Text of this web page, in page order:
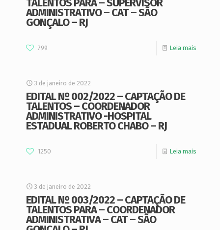
TALENTOS PARA – SUPERVISOR
ADMINISTRATIVO – CAT – SÃO
GONÇALO – RJ
799 Leia mais
3 de janeiro de 2022
EDITAL Nº 002/2022 – CAPTAÇÃO DE
TALENTOS – COORDENADOR
ADMINISTRATIVO -HOSPITAL
ESTADUAL ROBERTO CHABO – RJ
1250 Leia mais
3 de janeiro de 2022
EDITAL Nº 003/2022 – CAPTAÇÃO DE
TALENTOS PARA – COORDENADOR
ADMINISTRATIVA – CAT – SÃO